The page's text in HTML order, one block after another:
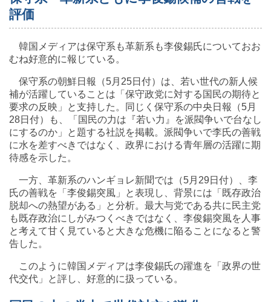
評価
韓国メディアは保守系も革新系も李俊錫氏についておお
むね好意的に報じている。
保守系の朝鮮日報（5月25日付）は、若い世代の新人候
補が活躍していることは「保守政党に対する国民の期待と
要求の反映」と支持した。同じく保守系の中央日報（5月
28日付）も、「国民の力は『若い力』を派閥争いで台なし
にするのか」と題する社説を掲載。派閥争いで李氏の善戦
に水を差すべきではなく、政界における青年層の活躍に期
待感を示した。
一方、革新系のハンギョレ新聞では（5月29日付）、李
氏の善戦を「李俊錫突風」と表現し、背景には「既存政治
脱却への熱望がある」と分析。最大与党である共に民主党
も既存政治にしがみつくべきではなく、李俊錫突風を人事
と考えて甘く見ていると大きな危機に陥ることになると警
告した。
このように韓国メディアは李俊錫氏の躍進を「政界の世
代交代」と評し、好意的に扱っている。